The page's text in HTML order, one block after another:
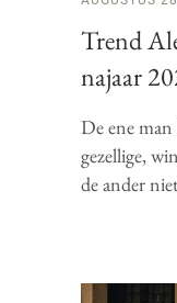
Trend
najaar
De ene
gezellige,
de ander